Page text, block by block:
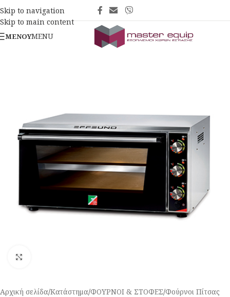
Skip to navigation
Skip to main content
ΜΕΝΟΎMENU
Αρχική σελίδα/Κατάστημα/ΦΟΥΡΝΟΙ & ΣΤΟΦΕΣ/Φούρνοι Πίτσας